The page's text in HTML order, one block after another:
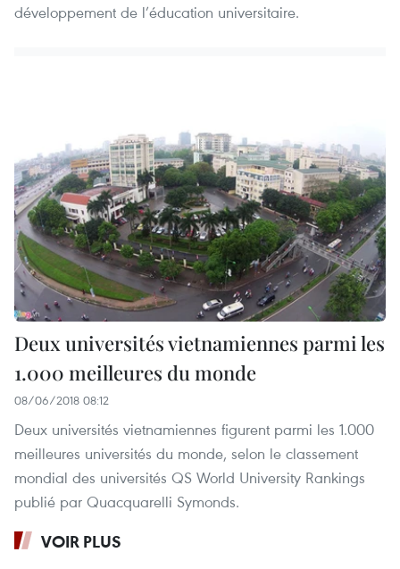
développement de l’éducation universitaire.
Deux universités vietnamiennes parmi les
1.000 meilleures du monde
08/06/2018 08:12
Deux universités vietnamiennes figurent parmi les 1.000
meilleures universités du monde, selon le classement
mondial des universités QS World University Rankings
publié par Quacquarelli Symonds.
VOIR PLUS